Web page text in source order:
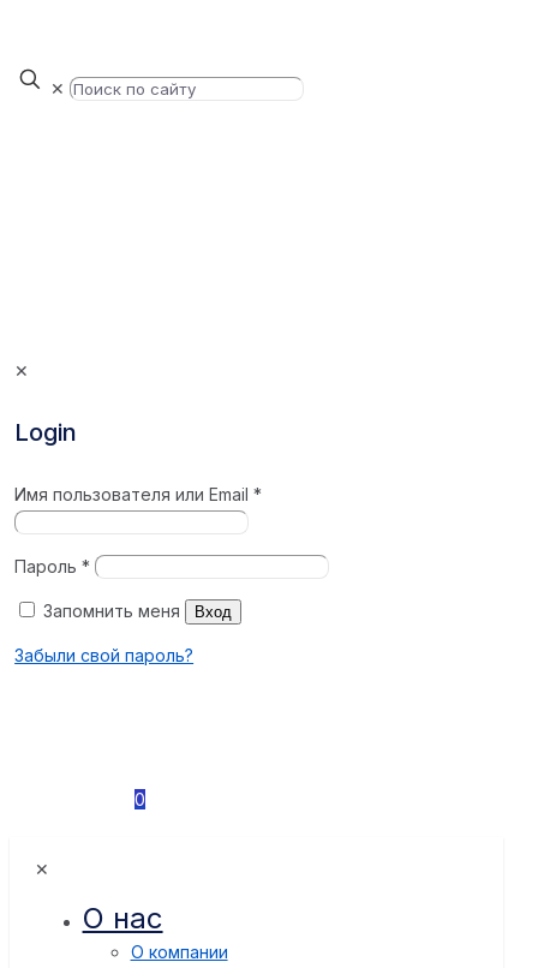
✕
✕
Login
Имя пользователя или Email*
Пароль*
Запомнить меня Вход
Забыли свой пароль?
0
✕
О нас
О компании